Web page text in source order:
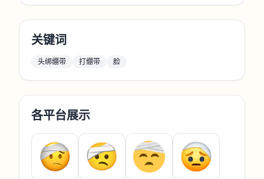
关键词
头绑绷带 打绷带 脸
各平台展示